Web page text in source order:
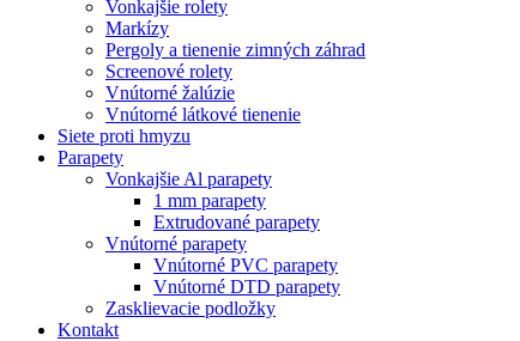
Vonkajšie rolety
Markízy
Pergoly a tienenie zimných záhrad
Screenové rolety
Vnútorné žalúzie
Vnútorné látkové tienenie
Siete proti hmyzu
Parapety
Vonkajšie Al parapety
1 mm parapety
Extrudované parapety
Vnútorné parapety
Vnútorné PVC parapety
Vnútorné DTD parapety
Zasklievacie podložky
Kontakt